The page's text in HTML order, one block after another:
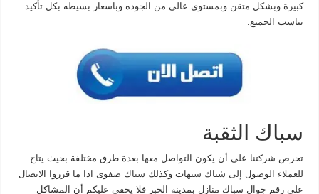
كبيرة وبشكل متقن وبمستوى عالي من الجوده وباسعار بسيطه بكل تأكيد
تناسب الجميع.
سباك الثقبة
تحرص شركتنا على أن يكون التواصل معها بعدة طرق مختلفة بحيث يتاح
للعملاء الوصول إلى شباك سيهات وكذلك سباك صفوى اذا ما قرروا الاتصال
على رقم جوال سباك منازل بمدينة الخبر فلا يخفى عليكم أن المشاكل